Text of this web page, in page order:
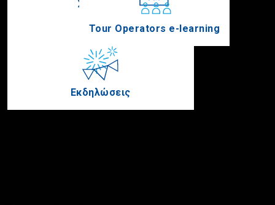
Συνέδρια
Εκδηλώσεις
Tour Operators e-learning